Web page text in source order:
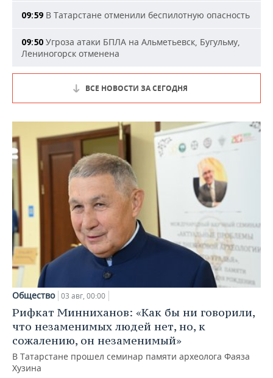
09:59 В Татарстане отменили беспилотную опасность
09:50 Угроза атаки БПЛА на Альметьевск, Бугульму,
Лениногорск отменена
ВСЕ НОВОСТИ ЗА СЕГОДНЯ
Общество 03 авг, 00:00
Рифкат Минниханов: «Как бы ни говорили,
что незаменимых людей нет, но, к
сожалению, он незаменимый»
В Татарстане прошел семинар памяти археолога Фаяза
Хузина